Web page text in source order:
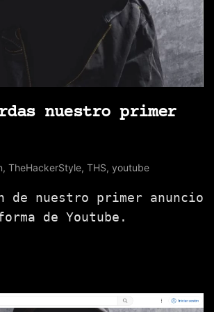
nuestro primer
, TheHackerStyle, THS, youtube
de nuestro primer anuncio
de Youtube.